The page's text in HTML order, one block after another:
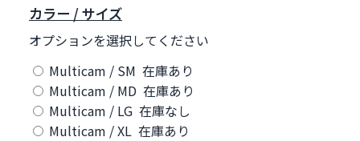
カラー / サイズ
オプションを選択してください
Multicam / SM 在庫あり
Multicam / MD 在庫あり
Multicam / LG 在庫なし
Multicam / XL 在庫あり